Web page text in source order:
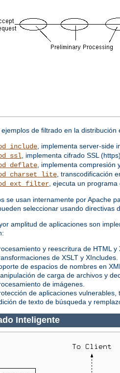
de filtrado en la distribución
, implementa server-side
, implementa cifrado SSL (https).
, implementa compresión
, transcodificación
, ejecuta un
se usan internamente por Apache
seleccionar usando directivas
amplitud de aplicaciones son
y reescritura de HTML y
de XSLT y XIncludes.
de espacios de nombres en
de carga de archivos y
de imágenes.
de aplicaciones vulnerables,
de texto de búsqueda y
Inteligente